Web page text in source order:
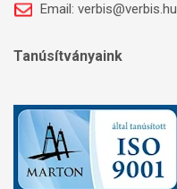
Email: verbis@verbis.hu
Tanúsítványaink